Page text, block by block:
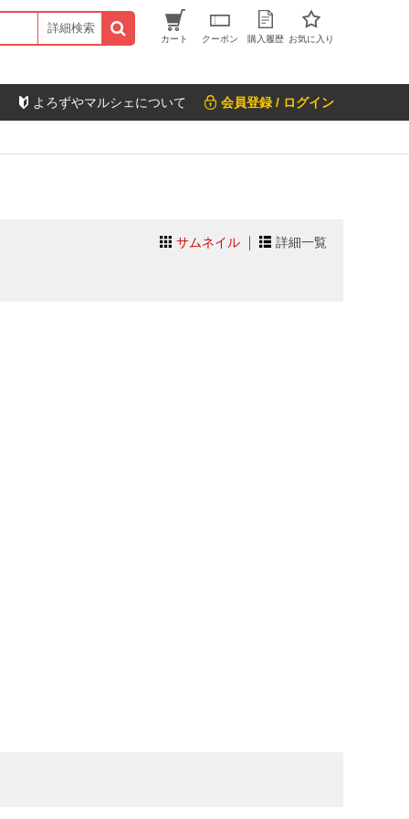
詳細検索
カート クーポン 購入履歴 お気に入り
よろずやマルシェについて 会員登録 / ログイン
サムネイル 詳細一覧